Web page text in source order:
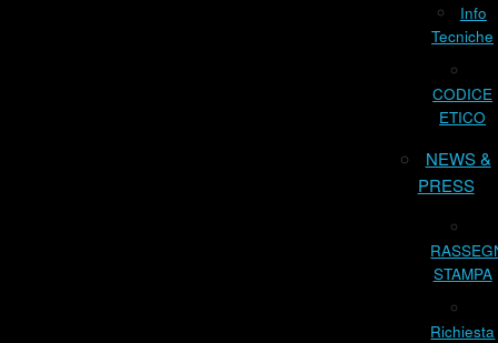
Info
Tecniche
CODICE
ETICO
NEWS &
PRESS
STAMPA
Richiesta